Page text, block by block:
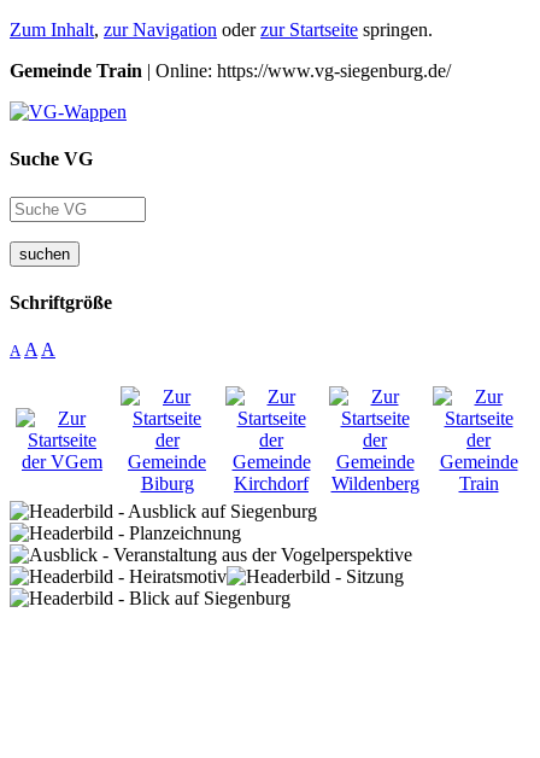
Zum Inhalt, zur Navigation oderzur Startseite springen.
Gemeinde Train | Online: https://www.vg-siegenburg.de/
Suche VG
suchen
Schriftgröße
A A A